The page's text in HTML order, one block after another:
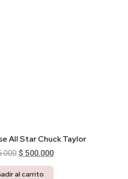
All Star Chuck Taylor
$500.000
al carrito